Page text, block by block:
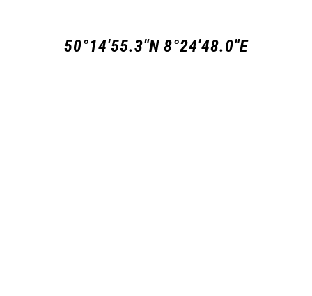
50°14'55.3"N 8°24'48.0"E